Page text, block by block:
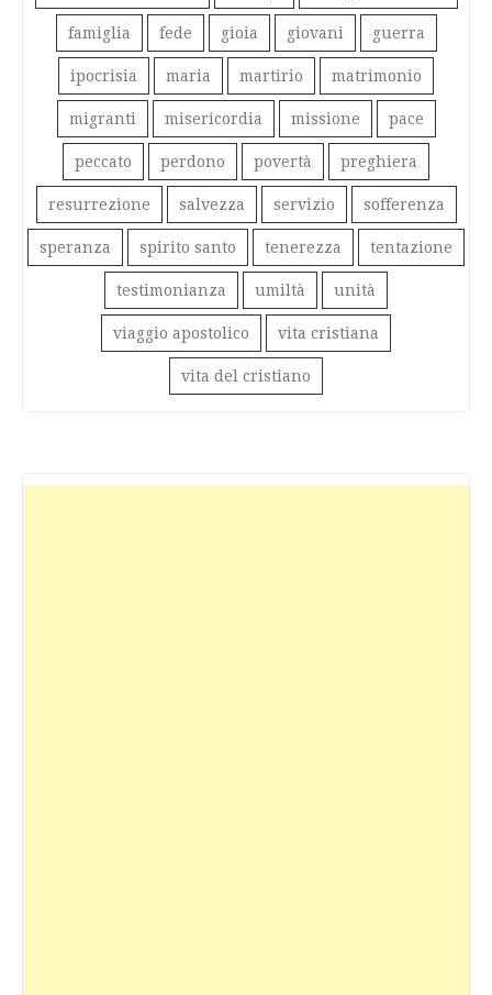
famiglia fede gioia giovani guerra
ipocrisia maria martirio matrimonio
migranti misericordia missione pace
peccato perdono povertà preghiera
resurrezione salvezza servizio sofferenza
speranza spirito santo tenerezza tentazione
testimonianza umiltà unità
viaggio apostolico vita cristiana
vita del cristiano